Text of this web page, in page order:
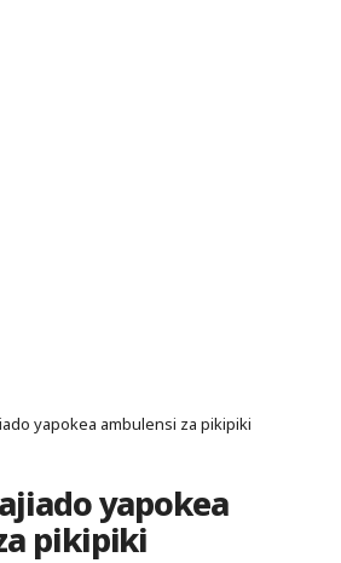
yapokea ambulensi za pikipiki
yapokea
pikipiki